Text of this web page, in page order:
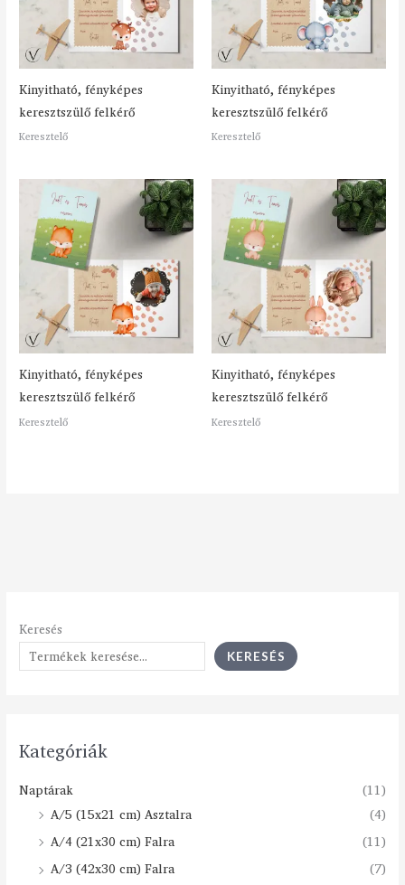
Keresés
KERESÉS
Kategóriák
Naptárak
(11)
A/5 (15x21 cm) Asztalra
(4)
A/4 (21x30 cm) Falra
(11)
A/3 (42x30 cm) Falra
(7)
Kinyitható, fényképes
keresztszülő felkérő
Keresztelő
Kinyitható, fényképes
keresztszülő felkérő
Keresztelő
Kinyitható, fényképes
keresztszülő felkérő
Keresztelő
Kinyitható, fényképes
keresztszülő felkérő
Keresztelő